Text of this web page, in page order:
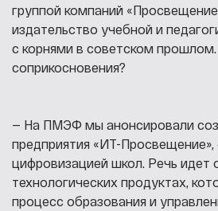
группой компаний
издательство учебной и
с корнями в советском
соприкосновения?
— На ПМЭФ мы анонсировали
предприятия «ИТ-Просвещение»,
цифровизацией школ. Речь идет
технологических продуктах,
процесс образования и